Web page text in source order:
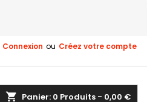
Connexion ou Créez votre compte
shopping_cart Panier: 0 Produits - 0,00 €